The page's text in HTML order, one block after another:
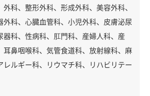
科、整形外科、形成外科、美容外科、
外科、心臓血管科、小児外科、皮膚泌尿
器科、性病科、肛門科、産婦人科、産
耳鼻咽喉科、気管食道科、放射線科、麻
レルギー科、リウマチ科、リハビリテー